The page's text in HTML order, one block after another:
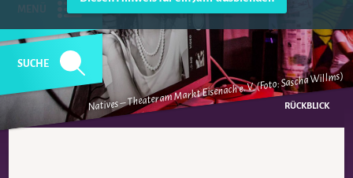
SUCHE
Natives – Theater am Markt Eisenach e. V. (Foto: Sascha Willms)
NAVIGATION
ÜBERSPRINGEN
RÜCKBLICK